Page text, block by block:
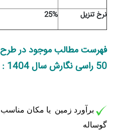
نرخ تنزیل
25%
فهرست مطالب موجود در طرح
50 راسی نگارش سال 1404 :
برآورد زمین یا مکان
گوساله